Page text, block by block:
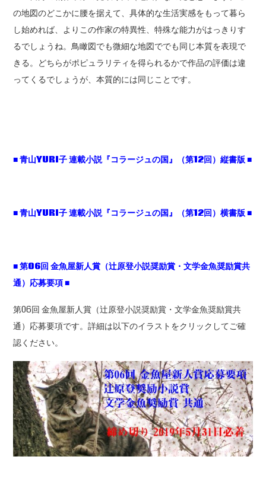
の地図のどこかに腰を据えて、具体的な生活実感をもって暮ら
し始めれば、よりこの作家の特異性、特殊な能力がはっきりす
るでしょうね。鳥瞰図でも微細な地図ででも同じ本質を表現で
きる。どちらがポピュラリティを得られるかで作品の評価は違
ってくるでしょうが、本質的には同じことです。
■青山YURI子連載小説『コラージュの国』（第12回）縦書版 ■
■青山YURI子連載小説『コラージュの国』（第12回）横書版 ■
■第06回金魚屋新人賞（辻原登小説奨励賞・文学金魚奨励賞共
通）応募要項■
第06回 金魚屋新人賞（辻原登小説奨励賞・文学金魚奨励賞共
通）応募要項です。詳細は以下のイラストをクリックしてご確
認ください。